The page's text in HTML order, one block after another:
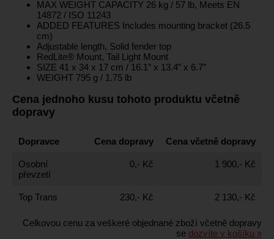
MAX WEIGHT CAPACITY 26 kg / 57 lb, Meets EN
14872 / ISO 11243
ADDED FEATURES Includes mounting bracket (26.5
cm)
Adjustable length, Solid fender top
RedLite® Mount, Tail Light Mount
SIZE 41 x 34 x 17 cm / 16.1” x 13.4” x 6.7”
WEIGHT 795 g / 1.75 lb
Cena jednoho kusu tohoto produktu včetně
dopravy
Dopravce Cena dopravy Cena včetně dopravy
Osobní
převzetí
0,- Kč 1 900,- Kč
Top Trans 230,- Kč 2 130,- Kč
Celkovou cenu za veškeré objednané zboží včetně dopravy
se dozvíte v košíku »